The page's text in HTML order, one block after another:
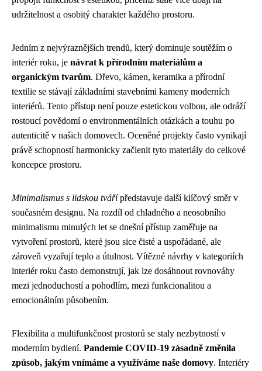
udržitelnost a osobitý charakter každého prostoru.
Jedním z nejvýraznějších trendů, který dominuje soutěžím o
interiér roku, je návrat k přírodním materiálům a
organickým tvarům. Dřevo, kámen, keramika a přírodní
textilie se stávají základními stavebními kameny moderních
interiérů. Tento přístup není pouze estetickou volbou, ale odráží
rostoucí povědomí o environmentálních otázkách a touhu po
autenticitě v našich domovech. Oceněné projekty často vynikají
právě schopností harmonicky začlenit tyto materiály do celkové
koncepce prostoru.
Minimalismus s lidskou tvářípředstavuje další klíčový směr v
současném designu. Na rozdíl od chladného a neosobního
minimalismu minulých let se dnešní přístup zaměřuje na
vytvoření prostorů, které jsou sice čisté a uspořádané, ale
zároveň vyzařují teplo a útulnost. Vítězné návrhy v kategoriích
interiér roku často demonstrují, jak lze dosáhnout rovnováhy
mezi jednoduchostí a pohodlím, mezi funkcionalitou a
emocionálním působením.
Flexibilita a multifunkčnost prostorů se staly nezbytností v
moderním bydlení. Pandemie COVID-19 zásadně změnila
způsob, jakým vnímáme a využíváme naše domovy. Interiéry